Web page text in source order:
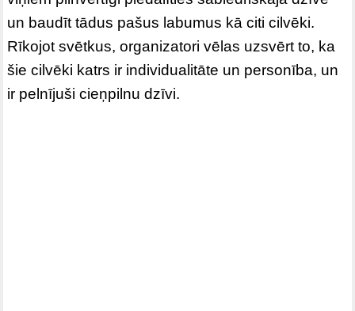
un baudīt tādus pašus labumus kā citi cilvēki.
Rīkojot svētkus, organizatori vēlas uzsvērt to, ka
šie cilvēki katrs ir individualitāte un personība, un
ir pelnījuši cieņpilnu dzīvi.